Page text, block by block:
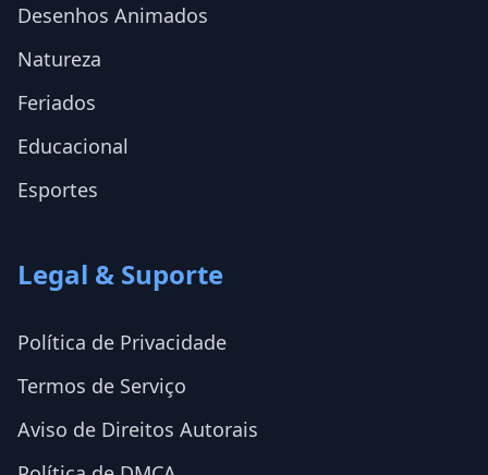
Desenhos Animados
Natureza
Feriados
Educacional
Esportes
Legal & Suporte
Política de Privacidade
Termos de Serviço
Aviso de Direitos Autorais